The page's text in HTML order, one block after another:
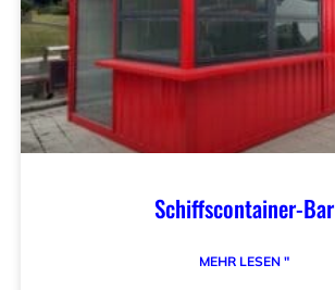
Schiffscontainer-Bar
MEHR LESEN "